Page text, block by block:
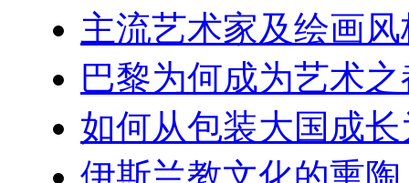
主流艺术家及绘画
巴黎为何成为艺术
如何从包装大国成